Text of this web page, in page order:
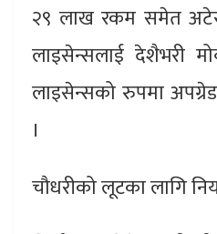
२९ लाख रकम समेत
लाइसेन्सलाई देशैभरी
लाइसेन्सको रुपमा
।
चौधरीको लूटका लागि